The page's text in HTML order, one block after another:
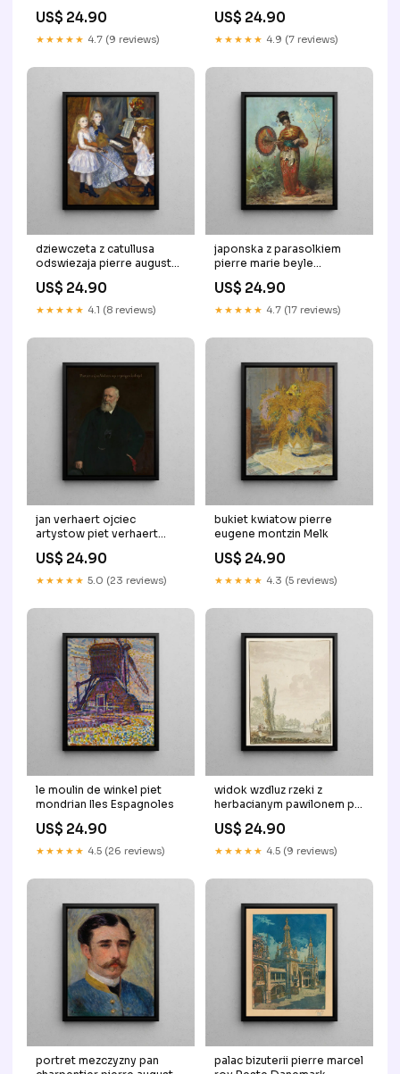
US$ 24.90
★★★★★ 4.7 (9 reviews)
spodnicy w pejzazu pierre
auguste renoir erreur
US$ 24.90
★★★★★ 4.9 (7 reviews)
dziewczeta z catullusa
odswiezaja pierre auguste
US$ 24.90
★★★★★ 4.1 (8 reviews)
japonska z parasolkiem
pierre marie beyle
US$ 24.90
★★★★★ 4.7 (17 reviews)
jan verhaert ojciec
artystow piet verhaert
US$ 24.90
★★★★★ 5.0 (23 reviews)
bukiet kwiatow pierre
eugene montzin Melk
US$ 24.90
★★★★★ 4.3 (5 reviews)
le moulin de winkel piet
mondrian Iles Espagnoles
US$ 24.90
★★★★★ 4.5 (26 reviews)
widok wzdluz rzeki z
herbacianym pawilonem po
bartholomeusz barbiers
Gmunden
US$ 24.90
★★★★★ 4.5 (9 reviews)
portret mezczyzny pan
palac bizuterii pierre marcel